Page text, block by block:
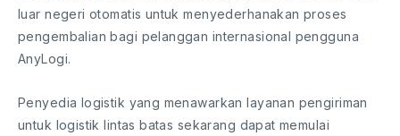
luar negeri otomatis untuk menyederhanakan proses
pengembalian bagi pelanggan internasional pengguna
AnyLogi.
Penyedia logistik yang menawarkan layanan pengiriman
untuk logistik lintas batas sekarang dapat memulai